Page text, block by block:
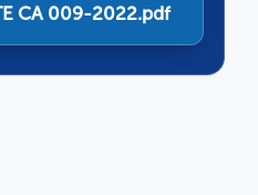
CA 009-2022.pdf